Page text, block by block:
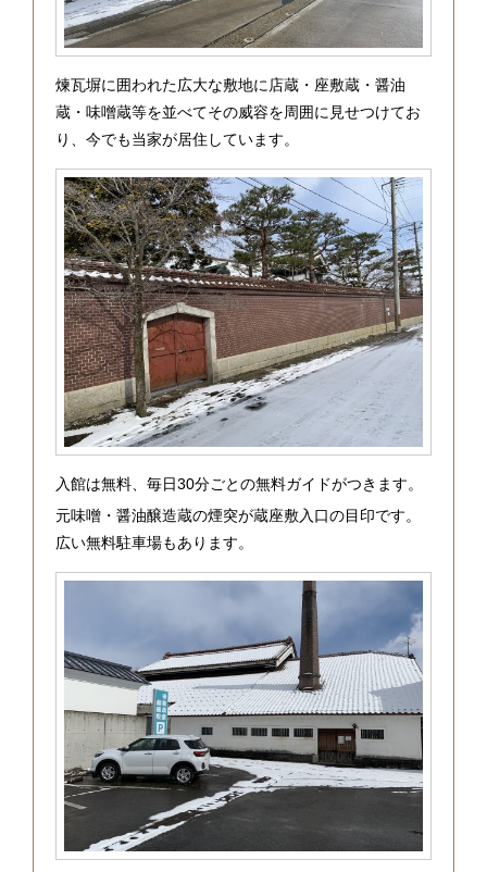
煉瓦塀に囲われた広大な敷地に店蔵・座敷蔵・醤油
蔵・味噌蔵等を並べてその威容を周囲に見せつけてお
り、今でも当家が居住しています。
入館は無料、毎日30分ごとの無料ガイドがつきます。
元味噌・醤油醸造蔵の煙突が蔵座敷入口の目印です。
広い無料駐車場もあります。